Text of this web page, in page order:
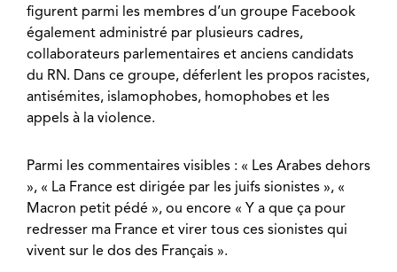
figurent parmi les membres d’un groupe Facebook
également administré par plusieurs cadres,
collaborateurs parlementaires et anciens candidats
du RN. Dans ce groupe, déferlent les propos racistes,
antisémites, islamophobes, homophobes et les
appels à la violence.
Parmi les commentaires visibles : « Les Arabes dehors
», « La France est dirigée par les juifs sionistes », «
Macron petit pédé », ou encore « Y a que ça pour
redresser ma France et virer tous ces sionistes qui
vivent sur le dos des Français ».